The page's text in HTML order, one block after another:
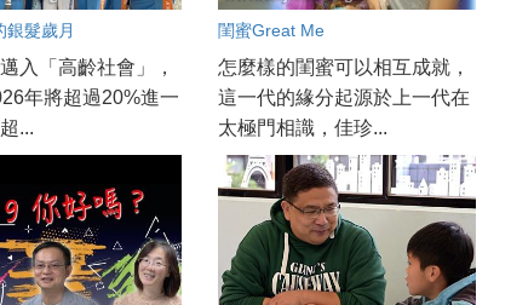
銀髮歲月
入「高齡社會」，
年將超過20%進一
...
閨蜜Great Me
怎麼樣的閨蜜可以相互成就，
這一代的緣分起源於上一代在
太極門相識，佳珍...